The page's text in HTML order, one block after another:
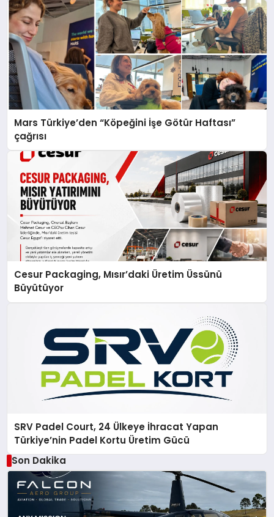
Mars Türkiye’den “Köpeğini İşe Götür Haftası”
çağrısı
Cesur Packaging, Mısır’daki Üretim Üssünü
Büyütüyor
SRV Padel Court, 24 Ülkeye İhracat Yapan
Türkiye’nin Padel Kortu Üretim Gücü
Son Dakika